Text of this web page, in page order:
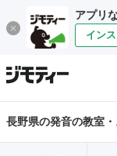
アプリ
イン
長野県の発音の教室